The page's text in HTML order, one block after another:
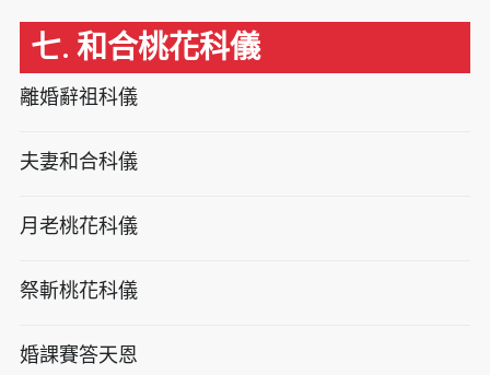
七. 和合桃花科儀
離婚辭祖科儀
夫妻和合科儀
月老桃花科儀
祭斬桃花科儀
婚課賽答天恩